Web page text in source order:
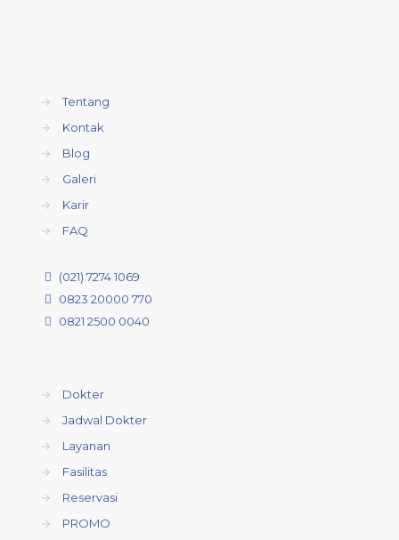
→
Tentang
→
Kontak
→
Blog
→
Galeri
→
Karir
→
FAQ
(021) 7274 1069
0823 20000 770
0821 2500 0040
→
Dokter
→
Jadwal Dokter
→
Layanan
→
Fasilitas
→
Reservasi
→
PROMO